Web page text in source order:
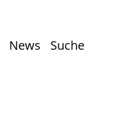
News Suche